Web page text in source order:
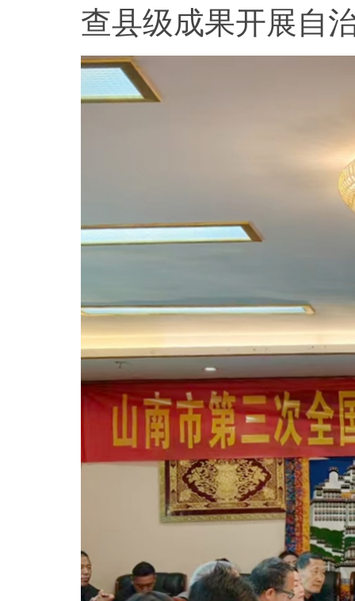
查县级成果开展自